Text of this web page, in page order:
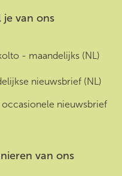
je van ons
- maandelijks (NL)
nieuwsbrief (NL)
nieuwsbrief
van ons